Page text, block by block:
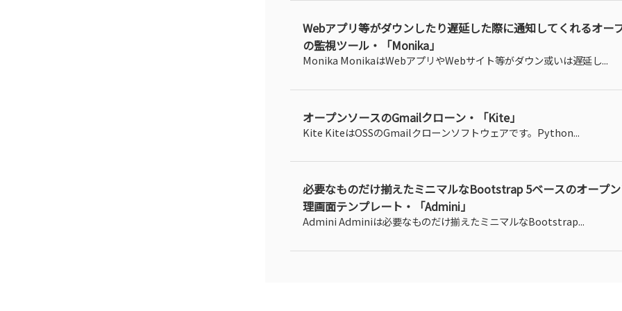
Webアプリ等がダウンしたり遅延した際に通知してくれるオー
の監視ツール・「Monika」
Monika MonikaはWebアプリやWebサイト等がダウン或いは遅延し...
オープンソースのGmailクローン・「Kite」
Kite KiteはOSSのGmailクローンソフトウェアです。Python...
必要なものだけ揃えたミニマルなBootstrap 5ベースのオープ
理画面テンプレート・「Admini」
Admini Adminiは必要なものだけ揃えたミニマルなBootstrap...